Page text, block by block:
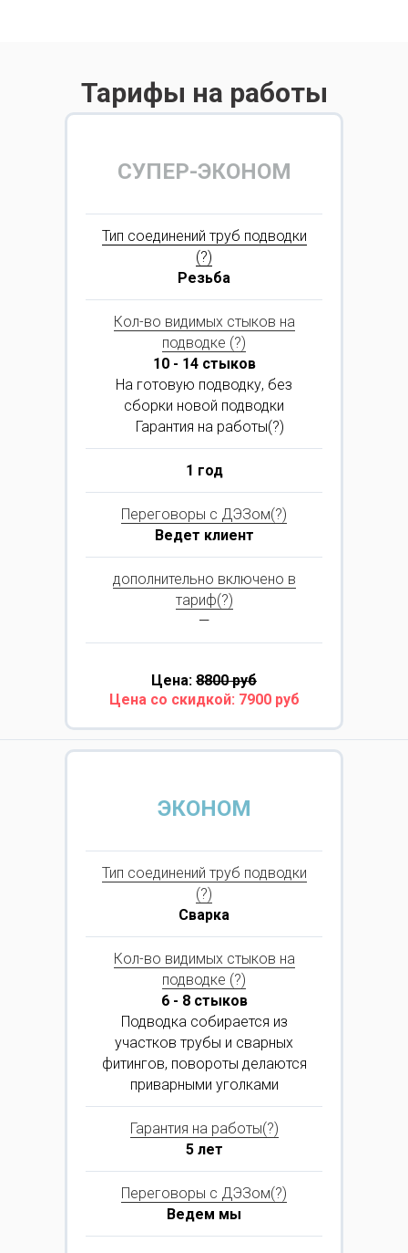
Тарифы на работы
СУПЕР-ЭКОНОМ
Тип соединений труб подводки
(?)
Резьба
Кол-во видимых стыков на
подводке (?)
10 - 14 стыков
На готовую подводку, без
сборки новой подводки
⠀Гарантия на работы(?)
1 год
Переговоры с ДЭЗом(?)
Ведет клиент
дополнительно включено в
тариф(?)
—
Цена: 8800 руб
Цена со скидкой: 7900 руб
ЭКОНОМ
Тип соединений труб подводки
(?)
Сварка
Кол-во видимых стыков на
подводке (?)
6 - 8 стыков
Подводка собирается из
участков трубы и сварных
фитингов, повороты делаются
приварными уголками
Гарантия на работы(?)
5 лет
Переговоры с ДЭЗом(?)
Ведем мы